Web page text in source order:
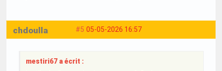
#5 05-05-2026 16:57
chdoulla
mestiri67 a écrit :